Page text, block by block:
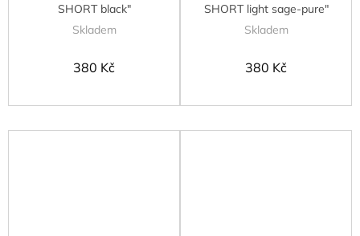
SHORT black"
Skladem
380 Kč
SHORT light sage-pure"
Skladem
380 Kč